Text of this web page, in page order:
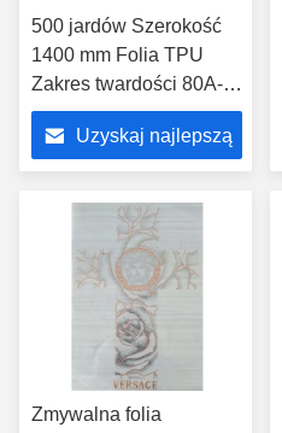
500 jardów Szerokość
1400 mm Folia TPU
Zakres twardości 80A-
95A Możliwość
dostosowania
Uzyskaj najlepszą
Zmywalna folia